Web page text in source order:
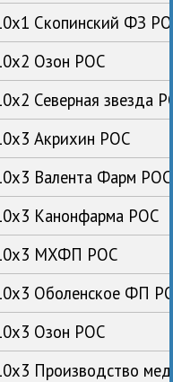
Скопинский ФЗ
Озон РОС
Северная звезда
Акрихин РОС
Валента Фарм РОС
Канонфарма РОС
МХФП РОС
Оболенское ФП
Озон РОС
Производство